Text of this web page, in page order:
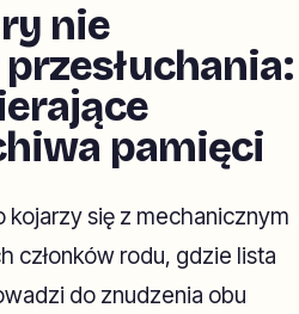
nie
pamięci
się z mechanicznym
członków rodu, gdzie lista
do znudzenia obu